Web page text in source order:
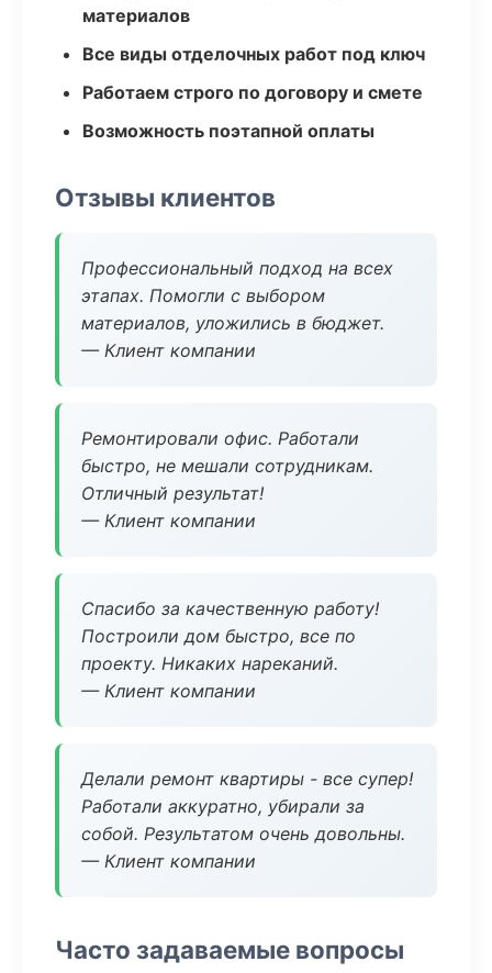
материалов
Все виды отделочных работ под ключ
Работаем строго по договору и смете
Возможность поэтапной оплаты
Отзывы клиентов
Профессиональный подход на всех
этапах. Помогли с выбором
материалов, уложились в бюджет.
— Клиент компании
Ремонтировали офис. Работали
быстро, не мешали сотрудникам.
Отличный результат!
— Клиент компании
Спасибо за качественную работу!
Построили дом быстро, все по
проекту. Никаких нареканий.
— Клиент компании
Делали ремонт квартиры - все супер!
Работали аккуратно, убирали за
собой. Результатом очень довольны.
— Клиент компании
Часто задаваемые вопросы